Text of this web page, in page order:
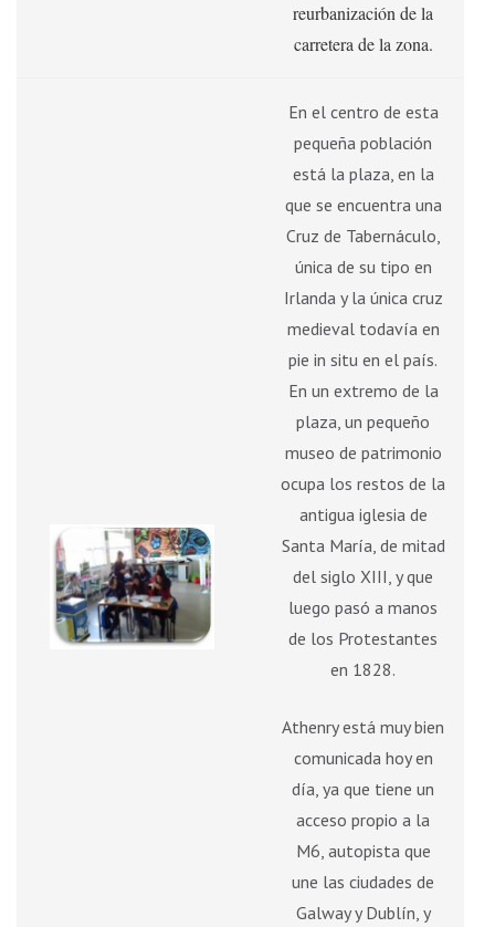
reurbanización de la
carretera de la zona.
En el centro de esta
pequeña población
está la plaza, en la
que se encuentra una
Cruz de Tabernáculo,
única de su tipo en
Irlanda y la única cruz
medieval todavía en
pie in situ en el país.
En un extremo de la
plaza, un pequeño
museo de patrimonio
ocupa los restos de la
antigua iglesia de
Santa María, de mitad
del siglo XIII, y que
luego pasó a manos
de los Protestantes
en 1828.
Athenry está muy bien
comunicada hoy en
día, ya que tiene un
acceso propio a la
M6, autopista que
une las ciudades de
Galway y Dublín, y